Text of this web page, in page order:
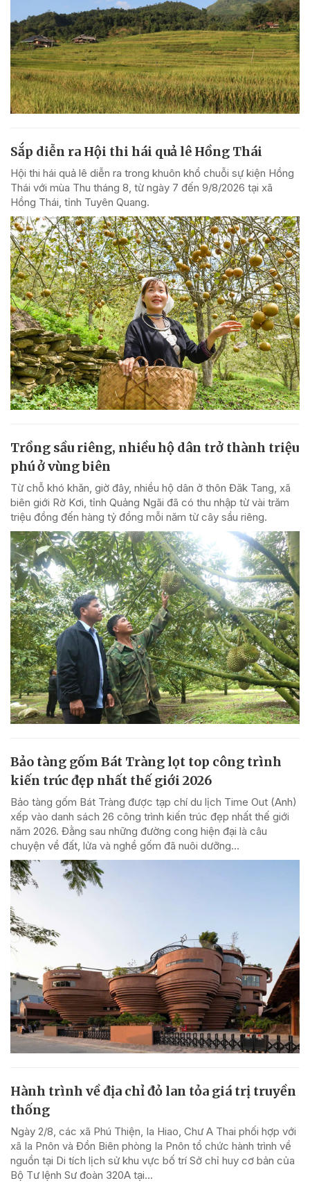
Sắp diễn ra Hội thi hái quả lê Hồng Thái
Hội thi hái quả lê diễn ra trong khuôn khổ chuỗi sự kiện Hồng
Thái với mùa Thu tháng 8, từ ngày 7 đến 9/8/2026 tại xã
Hồng Thái, tỉnh Tuyên Quang.
Trồng sầu riêng, nhiều hộ dân trở thành triệu
phú ở vùng biên
Từ chỗ khó khăn, giờ đây, nhiều hộ dân ở thôn Đăk Tang, xã
biên giới Rờ Kơi, tỉnh Quảng Ngãi đã có thu nhập từ vài trăm
triệu đồng đến hàng tỷ đồng mỗi năm từ cây sầu riêng.
Bảo tàng gốm Bát Tràng lọt top công trình
kiến trúc đẹp nhất thế giới 2026
Bảo tàng gốm Bát Tràng được tạp chí du lịch Time Out (Anh)
xếp vào danh sách 26 công trình kiến trúc đẹp nhất thế giới
năm 2026. Đằng sau những đường cong hiện đại là câu
chuyện về đất, lửa và nghề gốm đã nuôi dưỡng...
Hành trình về địa chỉ đỏ lan tỏa giá trị truyền
thống
Ngày 2/8, các xã Phú Thiện, Ia Hiao, Chư A Thai phối hợp với
xã Ia Pnôn và Đồn Biên phòng Ia Pnôn tổ chức hành trình về
nguồn tại Di tích lịch sử khu vực bố trí Sở chỉ huy cơ bản của
Bộ Tư lệnh Sư đoàn 320A tại...